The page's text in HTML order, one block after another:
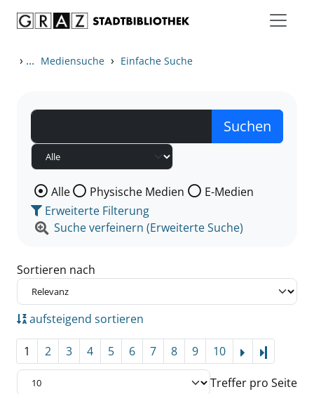
› ... Mediensuche › Einfache Suche
Wählen Sie die Medienart nach der Sie suchen wollen.
Alle Physische Medien
E-Medien
Erweiterte Filterung
Suche verfeinern (Erweiterte Suche)
Sortieren nach
aufsteigend sortieren
1 2 3 4 5 6 7 8 9 10
Treffer pro Seite